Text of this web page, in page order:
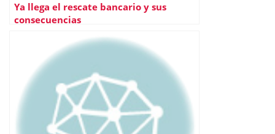
Ya llega el rescate bancario y sus
consecuencias